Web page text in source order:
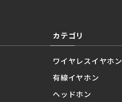
カテゴリ
ワイヤレスイヤホン
有線イヤホン
ヘッドホン